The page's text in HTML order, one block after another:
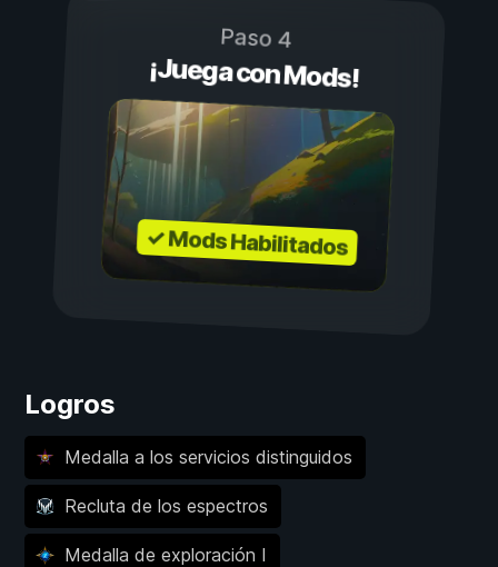
Paso 4
¡Juega con Mods!
✓ Mods Habilitados
Logros
Medalla a los servicios distinguidos
Recluta de los espectros
Medalla de exploración I